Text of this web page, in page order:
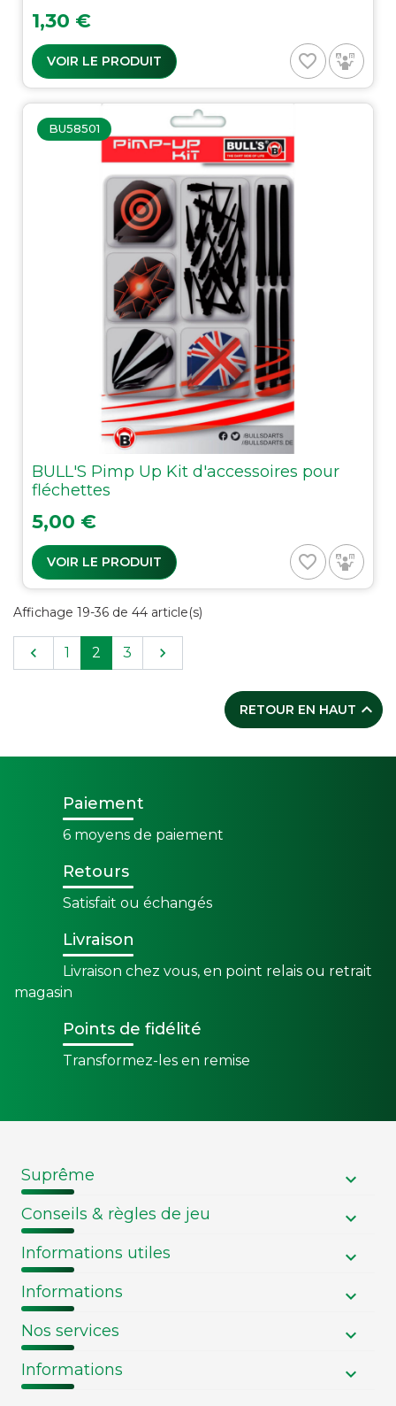
Prix
1,30 €
VOIR LE PRODUIT favorite_border
BU58501
BULL'S Pimp Up Kit d'accessoires pour
fléchettes
Prix
5,00 €
VOIR LE PRODUIT favorite_border
Affichage 19-36 de 44 article(s)
Précédent
 1 2 3 Suivant

RETOUR EN HAUT 
Paiement
6 moyens de paiement
Retours
Satisfait ou échangés
Livraison
Livraison chez vous, en point relais ou retrait
magasin
Points de fidélité
Transformez-les en remise
Suprême
Conseils & règles de jeu
Informations utiles
Informations
Nos services
Informations